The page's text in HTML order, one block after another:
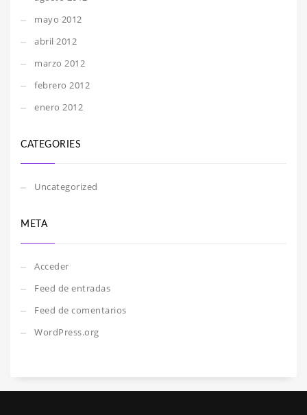
mayo 2012
abril 2012
marzo 2012
febrero 2012
enero 2012
CATEGORIES
Uncategorized
META
Acceder
Feed de entradas
Feed de comentarios
WordPress.org